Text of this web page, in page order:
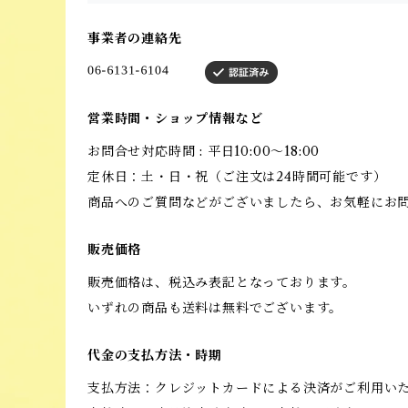
事業者の連絡先
営業時間・ショップ情報など
お問合せ対応時間 : 平日10:00〜18:00
定休日：土・日・祝（ご注文は24時間可能です）
商品へのご質問などがございましたら、お気軽にお
販売価格
販売価格は、税込み表記となっております。
いずれの商品も送料は無料でございます。
代金の支払方法・時期
支払方法：クレジットカードによる決済がご利用いた